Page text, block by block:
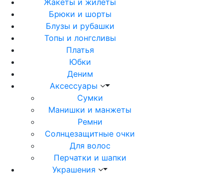
Жакеты и жилеты
Брюки и шорты
Блузы и рубашки
Топы и лонгсливы
Платья
Юбки
Деним
Аксессуары
Сумки
Манишки и манжеты
Ремни
Солнцезащитные очки
Для волос
Перчатки и шапки
Украшения